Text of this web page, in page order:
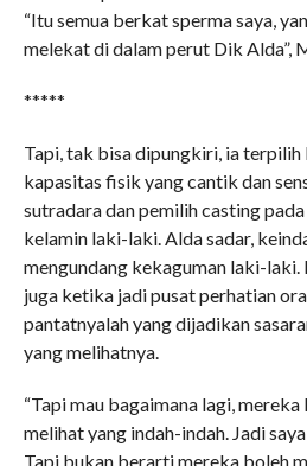
“Itu semua berkat sperma saya,
melekat di dalam perut Dik Alda”,
*****
Tapi, tak bisa dipungkiri, ia
kapasitas fisik yang cantik dan
sutradara dan pemilih casting
kelamin laki-laki. Alda sadar,
mengundang kekaguman laki-laki.
juga ketika jadi pusat perhatian
pantatnyalah yang dijadikan
yang melihatnya.
“Tapi mau bagaimana lagi,
melihat yang indah-indah. Jadi
Tapi bukan berarti mereka boleh